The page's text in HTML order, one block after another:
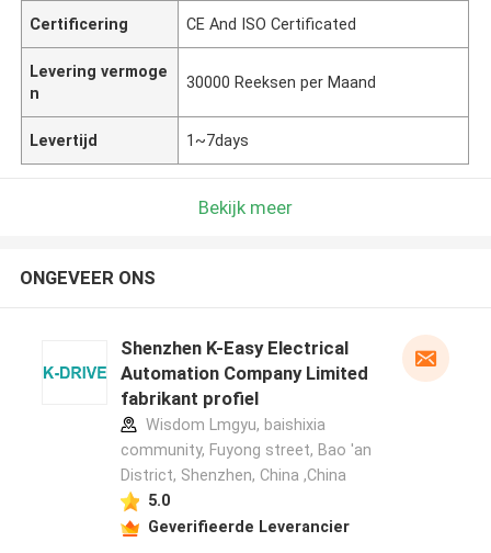
Certificering CE And ISO Certificated
Levering vermoge
n
30000 Reeksen per Maand
Levertijd 1~7days
Bekijk meer
ONGEVEER ONS
Shenzhen K-Easy Electrical
Automation Company Limited
fabrikant profiel
Wisdom Lmgyu, baishixia
community, Fuyong street, Bao 'an
District, Shenzhen, China ,China
5.0
Geverifieerde Leverancier